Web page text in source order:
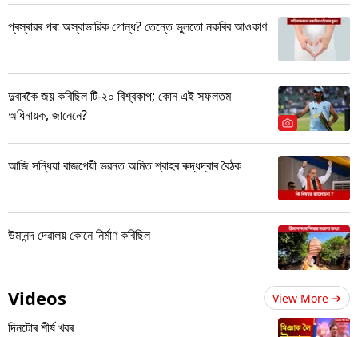
প্ৰস্ৰাৱৰ পৰা অস্বাভাৱিক গোন্ধ? তেন্তে ভুলতো নকৰিব আওকাণ
দুবাৰকৈ জয় কৰিছিল টি-২০ বিশ্বকাপ; কোন এই সফলতম
অধিনায়ক, জানেনে?
আজি সন্ধিয়া বাজপেয়ী ভৱনত অমিত শ্বাহৰ ৰুদ্ধদ্বাৰ বৈঠক
উমানন্দ দেৱালয় কোনে নিৰ্মাণ কৰিছিল
Videos View More
দিনটোৰ শীৰ্ষ খবৰ